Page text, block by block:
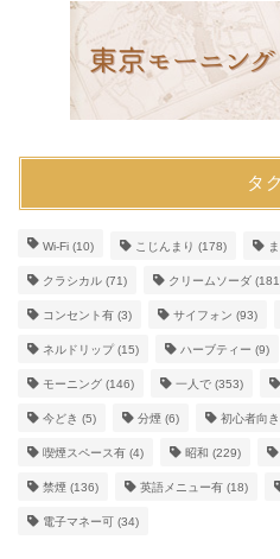
タ
Wi-Fi (10) こじんまり (178)
クラシカル (71) クリームソーダ
コンセント有 (3) サイフォン (93)
ネルドリップ(15) ハーブティー (9)
モーニング (146) 一人で (353)
今どき (5) 分煙 (6) 初心者向き
喫煙スペース有 (4) 昭和 (229)
禁煙 (136) 英語メニュー有 (18)
電子マネー可 (34)